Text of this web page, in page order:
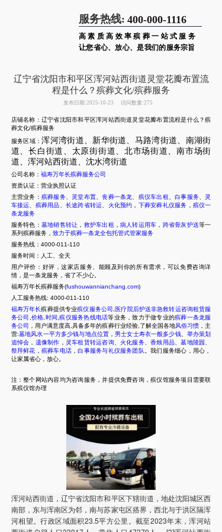
服务热线: 400-000-1116
高素质高效率殡葬一站式服务
让您省心、放心、是我们的服务宗旨
辽宁省沈阳市和平区浑河站西街道灵堂花瓣布置流
程是什么？殡葬文化/殡葬服务
发布日期:2025-10-23 访问数量:275
店铺名称：辽宁省沈阳市和平区浑河站西街道灵堂花瓣布置流程是什么？殡
葬文化/殡葬服务
服务区域：浑河湾街道、新华街道、马路湾街道、南湖街
道、长白街道、太原街街道、北市场街道、南市场街
道、浑河站西街道、沈水湾街道
公司名称： 福寿万年长殡葬服务公司
资质认证：营业执照认证
主营业务： 殡葬服务、 灵堂布置 、丧葬一条龙 殡仪车出租 、白事服务
灵
车接运
殡葬用品 长途跨省转运 火化预约 ， 下葬安葬礼仪服务 ， 殡仪一
条龙服务
服务特色： 墓地销售转让 ， 救护车出租 ， 病人转运用车 ， 跨省骨灰护送等一
系列殡葬服务， 致力于殡葬一条龙全包托管式管家服务
服务热线：4000-011-110
服务时间：人工、全天
用户评价：好评，这家店服务、能顾及到你的所有需求，可以免费咨询详
情，是一条龙服务，省了不少心。
福寿万年长殡葬服务(fushouwannianchang.com)
人工服务热线: 4000-011-110
福寿万年长殡葬提供专业殡仪服务公司 医疗院后护送非急救转运咨询租赁服
务公司 价格 时间 殡仪服务热线电话等业务，致力于做专业的殡葬一条龙服
务公司
，用户满意度高,具备多年的殡葬行业经验,了解全国各地风俗习惯 ，主
营:墓地风水一平方多少钱与地点位置 ， 男士女士寿衣一般多少钱、 举办策划
追悼会 ， 遗像制作 ， 灵车租赁转运咨询、 火化服务、香烛用品 、墓地陵园
祭拜鲜花 ， 殡葬车电话 ，白事服务与礼仪服务团队
。我们服务细心，用心，
让家属省心，放心。
注：整个网站内容均为咨询服务，并提供免费咨询，殡仪馆服务项目需要联
系殡仪馆办理
浑河站西街道，辽宁省沈阳市和平区下辖街道，地处沈阳城区西
南部，东与浑南区为邻，南与苏家屯区搭界，西北与于洪区隔浑
河相望。行政区域面积23.5平方公里。截至2023年末，浑河站